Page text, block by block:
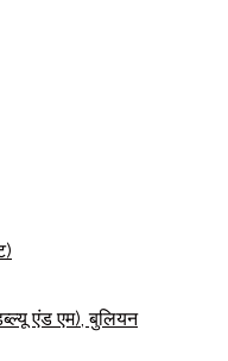
एंड एम), बुलियन